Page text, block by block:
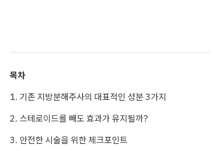
목차
1. 기존 지방분해주사의 대표적인 성분 3가지
2. 스테로이드를 빼도 효과가 유지될까?
3. 안전한 시술을 위한 체크포인트